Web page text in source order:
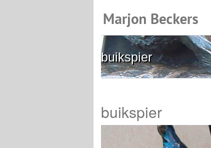
buikspier
buikspier